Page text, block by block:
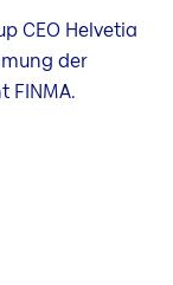
CEO Helvetia
der
FINMA.